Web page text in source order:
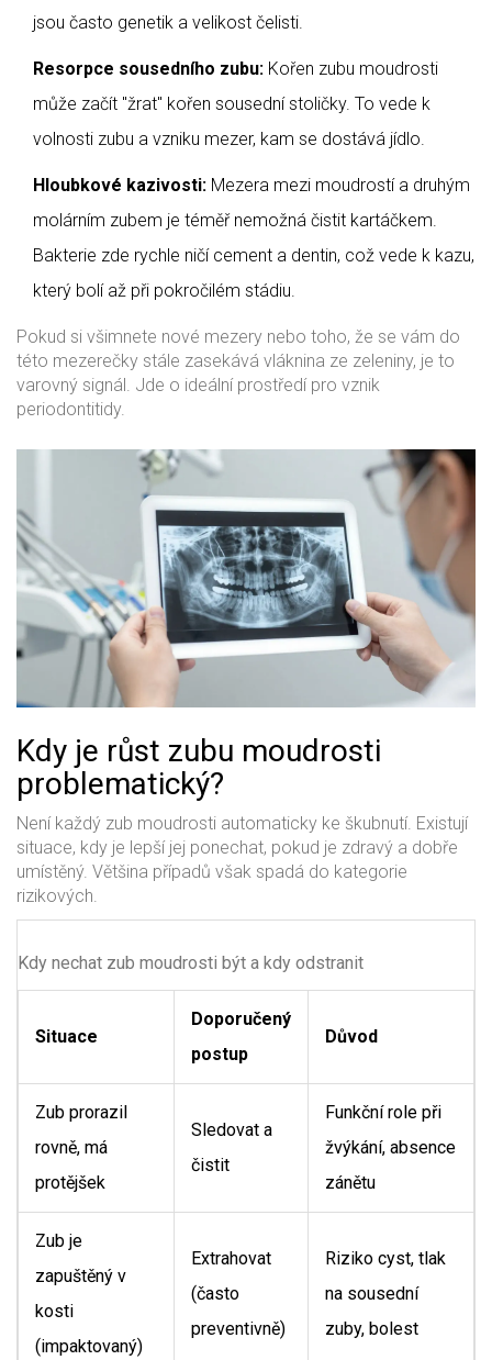
jsou často genetik a velikost čelisti.
Resorpce sousedního zubu: Kořen zubu moudrosti
může začít "žrat" kořen sousední stoličky. To vede k
volnosti zubu a vzniku mezer, kam se dostává jídlo.
Hloubkové kazivosti: Mezera mezi moudrostí a druhým
molárním zubem je téměř nemožná čistit kartáčkem.
Bakterie zde rychle ničí cement a dentin, což vede k kazu,
který bolí až při pokročilém stádiu.
Pokud si všimnete nové mezery nebo toho, že se vám do
této mezerečky stále zasekává vláknina ze zeleniny, je to
varovný signál. Jde o ideální prostředí pro vznik
periodontitidy.
Kdy je růst zubu moudrosti
problematický?
Není každý zub moudrosti automaticky ke škubnutí. Existují
situace, kdy je lepší jej ponechat, pokud je zdravý a dobře
umístěný. Většina případů však spadá do kategorie
rizikových.
Kdy nechat zub moudrosti být a kdy odstranit
Situace
Doporučený
postup
Důvod
Zub prorazil
rovně, má
protějšek
Sledovat a
čistit
Funkční role při
žvýkání, absence
zánětu
Zub je
zapuštěný v
kosti
(impaktovaný)
Extrahovat
(často
preventivně)
Riziko cyst, tlak
na sousední
zuby, bolest